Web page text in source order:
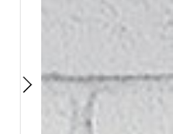
Мастерок зубчатый
350*120 YB290C